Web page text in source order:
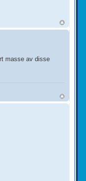
masse av disse